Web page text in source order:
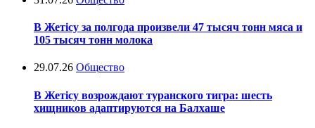
В Жетісу за полгода произвели 47 тысяч тонн мяса и
105 тысяч тонн молока
29.07.26 Общество
В Жетісу возрождают туранского тигра: шесть
хищников адаптируются на Балхаше